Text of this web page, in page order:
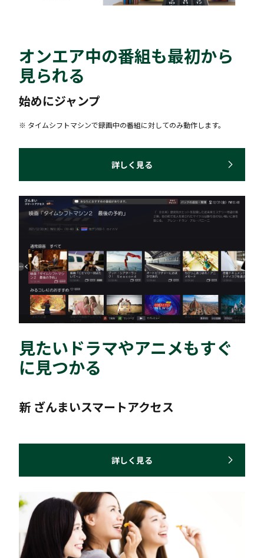
オンエア中の番組も最初から
見られる
始めにジャンプ
※ タイムシフトマシンで録画中の番組に対してのみ動作します。
詳しく見る
見たいドラマやアニメもすぐ
に見つかる
新 ざんまいスマートアクセス
詳しく見る